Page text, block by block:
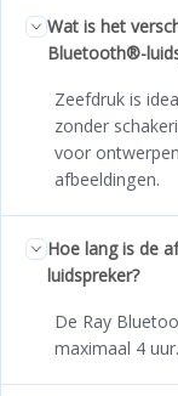
Wat is het
Bluetooth®-
Zeefdruk is
zonder
voor
afbeeldingen.
Hoe lang is de
luidspreker?
De Ray
maximaal 4 uur.